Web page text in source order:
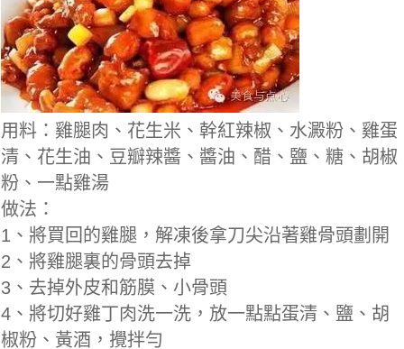
用料：雞腿肉、花生米、幹紅辣椒、水澱粉、雞蛋
清、花生油、豆瓣辣醬、醬油、醋、鹽、糖、胡椒
粉、一點雞湯
做法：
1、將買回的雞腿，解凍後拿刀尖沿著雞骨頭劃開
2、將雞腿裏的骨頭去掉
3、去掉外皮和筋膜、小骨頭
4、將切好雞丁肉洗一洗，放一點點蛋清、鹽、胡
椒粉、黃酒，攪拌勻